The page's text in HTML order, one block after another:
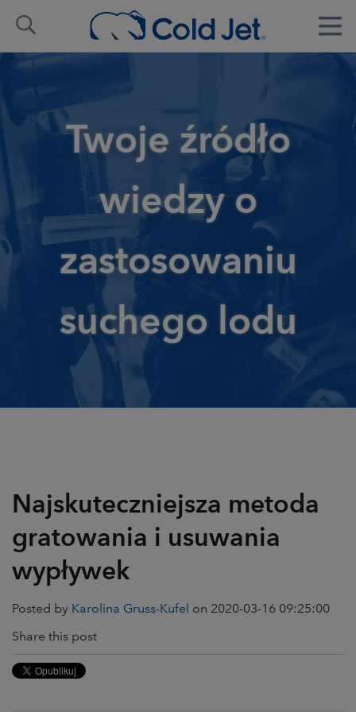
Twoje źródło
wiedzy o
zastosowaniu
suchego lodu
Najskuteczniejsza metoda
gratowania i usuwania
wypływek
Posted by Karolina Gruss-Kufel on 2020-03-16 09:25:00
Share this post